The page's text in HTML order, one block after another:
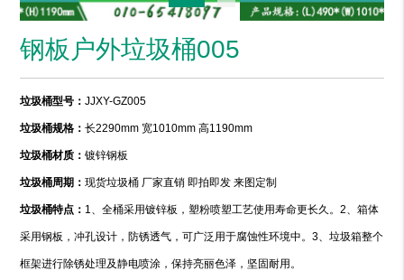
钢板户外垃圾桶005
垃圾桶型号：JJXY-GZ005
垃圾桶规格：长2290mm 宽1010mm 高1190mm
垃圾桶材质：镀锌钢板
垃圾桶周期：现货垃圾桶 厂家直销 即拍即发 来图定制
垃圾桶特点： 1、全桶采用镀锌板，塑粉喷塑工艺使用寿命更长久。2、箱体
采用钢板，冲孔设计，防锈透气，可广泛用于腐蚀性环境中。3、垃圾箱整个
框架进行除锈处理及静电喷涂，保持亮丽色泽，坚固耐用。